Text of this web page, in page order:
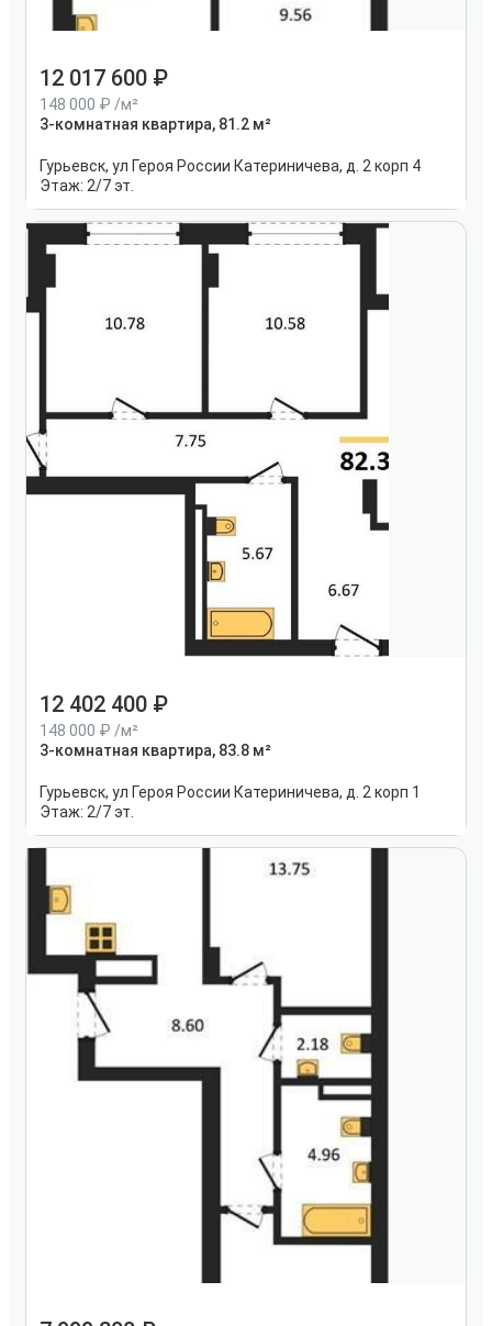
12 017 600
148 000
/м²
3-комнатная квартира, 81.2 м²
Гурьевск, ул Героя России Катериничева, д. 2 корп 4
Этаж: 2/7 эт.
12 402 400
148 000
/м²
3-комнатная квартира, 83.8 м²
Гурьевск, ул Героя России Катериничева, д. 2 корп 1
Этаж: 2/7 эт.